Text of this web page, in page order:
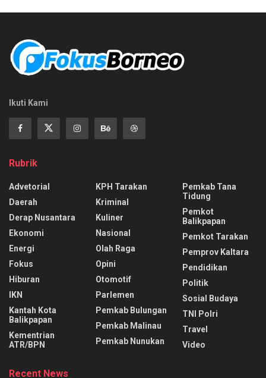
Ikuti Kami
Rubrik
Advetorial
Daerah
Derap Nusantara
Ekonomi
Energi
Fokus
Hiburan
IKN
Kantah Kota
Balikpapan
Kementrian
ATR/BPN
KPH Tarakan
Kriminal
Kuliner
Nasional
Olah Raga
Opini
Otomotif
Parlemen
Pemkab Bulungan
Pemkab Malinau
Pemkab Nunukan
Pemkab Tana
Tidung
Pemkot
Balikpapan
Pemkot Tarakan
Pemprov Kaltara
Pendidikan
Politik
Sosial Budaya
TNI Polri
Travel
Video
Recent News